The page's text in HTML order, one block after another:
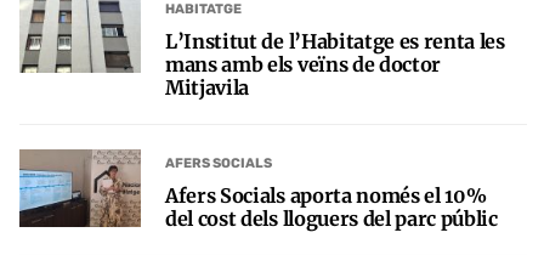
HABITATGE
L’Institut de l’Habitatge es renta les
mans amb els veïns de doctor
Mitjavila
AFERS SOCIALS
Afers Socials aporta només el 10%
del cost dels lloguers del parc públic